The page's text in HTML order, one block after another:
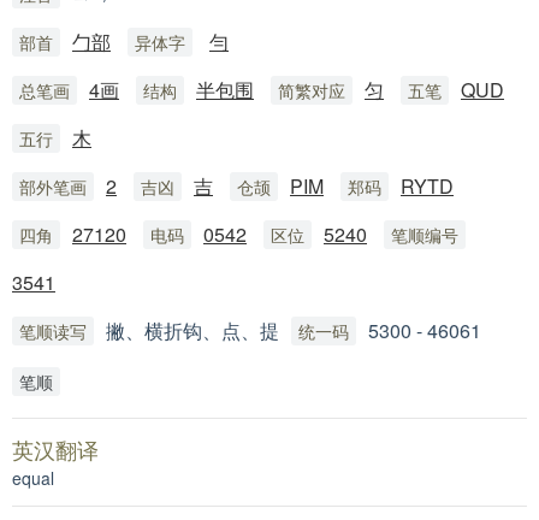
部首 勹部 异体字 勻
总笔画 4画 结构 半包围 简繁对应 匀 五笔 QUD
五行 木
部外笔画 2 吉凶 吉 仓颉 PIM 郑码 RYTD
四角 27120 电码 0542 区位 5240 笔顺编号
3541
笔顺读写 撇、横折钩、点、提 统一码 5300 - 46061
笔顺
英汉翻译
equal